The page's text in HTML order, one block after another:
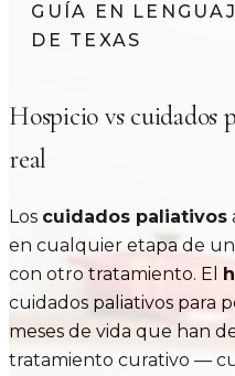
GUÍA EN
DE TEXAS
Hospicio vs cuidados
real
Los cuidados paliativos
en cualquier etapa de
con otro tratamiento. El
cuidados paliativos para
meses de vida que han
tratamiento curativo —